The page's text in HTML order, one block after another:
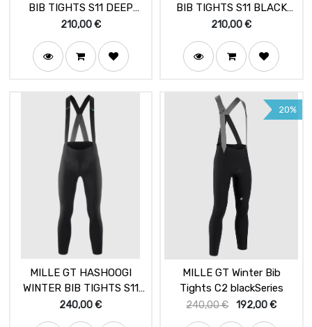
BIB TIGHTS S11 DEEP
GREEN
210,00€
BIB TIGHTS S11 BLACK
SERIES
210,00€
MILLE GT HASHOOGI
WINTER BIB TIGHTS S11
BLACK SERIES
240,00€
20%
MILLE GT Winter Bib
Tights C2 blackSeries
240,00€ 192,00€